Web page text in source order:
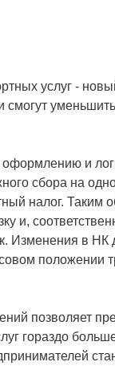
услуг -
смогут
и
сбора на
налог. Таким
и,
Изменения в НК
положении
позволяет
гораздо